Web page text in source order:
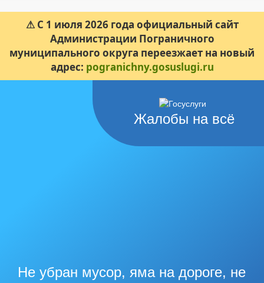
⚠ С 1 июля 2026 года официальный сайт
Администрации Пограничного
муниципального округа переезжает на новый
адрес: pogranichny.gosuslugi.ru
Жалобы на всё
Не убран мусор, яма на дороге, не